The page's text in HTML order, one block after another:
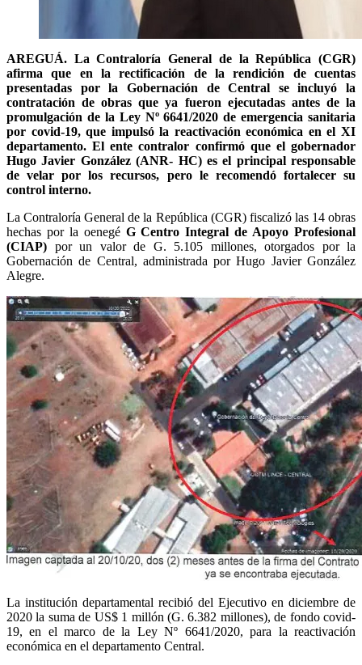
AREGUÁ. La Contraloría General de la República (CGR)
afirma que en la rectificación de la rendición de cuentas
presentadas por la Gobernación de Central se incluyó la
contratación de obras que ya fueron ejecutadas antes de la
promulgación de la Ley Nº 6641/2020 de emergencia sanitaria
por covid-19, que impulsó la reactivación económica en el XI
departamento. El ente contralor confirmó que el gobernador
Hugo Javier González (ANR- HC) es el principal responsable
de velar por los recursos, pero le recomendó fortalecer su
control interno.
La Contraloría General de la República (CGR) fiscalizó las 14 obras
hechas por la oenegé G Centro Integral de Apoyo Profesional
(CIAP) por un valor de G. 5.105 millones, otorgados por la
Gobernación de Central, administrada por Hugo Javier González
Alegre.
La institución departamental recibió del Ejecutivo en diciembre de
2020 la suma de US$ 1 millón (G. 6.382 millones), de fondo covid-
19, en el marco de la Ley Nº 6641/2020, para la reactivación
económica en el departamento Central.